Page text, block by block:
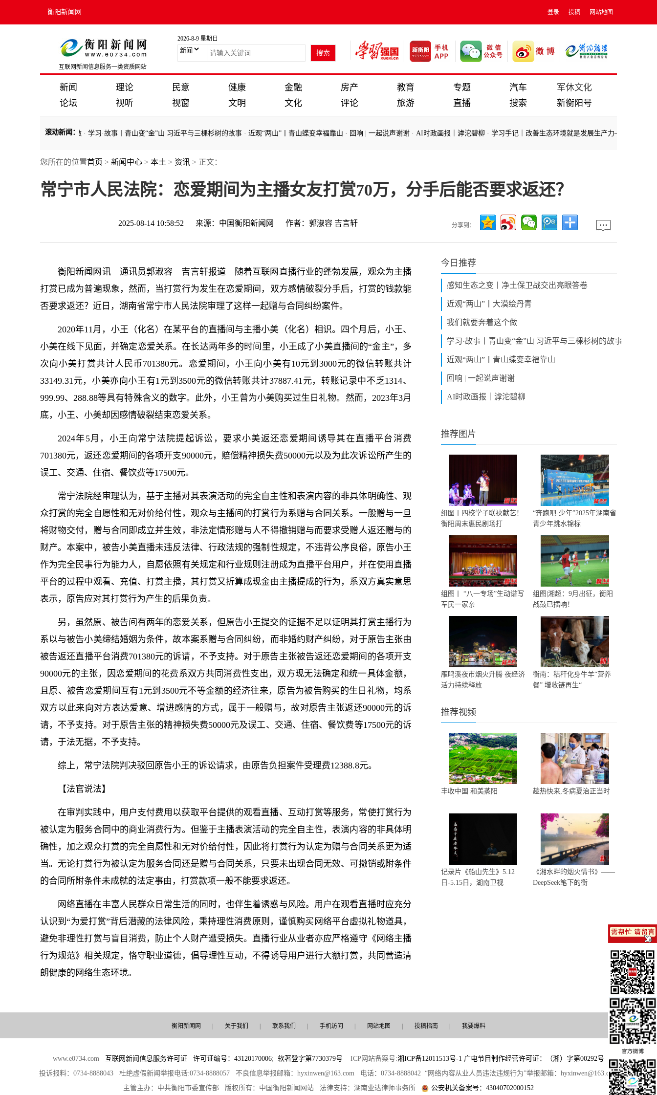
衡阳新闻网 登录 投稿 网站地图
互联网新闻信息服务一类资质网站
2026-8-9 星期日
新闻 理论 民意 健康 金融 房产 教育 专题 汽车
军休文化
论坛
视听 视窗 文明 文化 评论 旅游 直播 搜索 新衡阳号
滚动新闻 ：
我们就要奔着这个做· 学习·故事丨青山变“金”山 习近平与三棵杉树的故事·近观“两山”丨青山蝶变幸福靠山· 回响 | 一起说声谢谢·AI时政画报｜滹沱碧柳·学习手记｜改善生态环境就是发展生产力——读懂“两山”
我们就要奔着这个做·学习·故事丨青山变“金”山 习近平与三棵杉树的故事
您所在的位置首页 > 新闻中心 > 本土 > 资讯 > 正文：
常宁市人民法院：恋爱期间为主播女友打赏70万，分手后能否要求返还？
2025-08-14 10:58:52 来源： 中国衡阳新闻网 作者：郭淑容 吉言轩 分享到：
衡阳新闻网讯 通讯员郭淑容 吉言轩报道 随着互联网直播行业的蓬勃发展，观众为主播
打赏已成为普遍现象，然而，当打赏行为发生在恋爱期间，双方感情破裂分手后，打赏的钱款能
否要求返还？近日，湖南省常宁市人民法院审理了这样一起赠与合同纠纷案件。
2020年11月，小王（化名）在某平台的直播间与主播小美（化名）相识。四个月后，小王、
小美在线下见面，并确定恋爱关系。在长达两年多的时间里，小王成了小美直播间的“金主”，多
次向小美打赏共计人民币701380元。恋爱期间，小王向小美有10元到3000元的微信转账共计
33149.31元，小美亦向小王有1元到3500元的微信转账共计37887.41元，转账记录中不乏1314、
999.99、288.88等具有特殊含义的数字。此外，小王曾为小美购买过生日礼物。然而，2023年3月
底，小王、小美却因感情破裂结束恋爱关系。
2024年5月，小王向常宁法院提起诉讼，要求小美返还恋爱期间诱导其在直播平台消费
701380元，返还恋爱期间的各项开支90000元，赔偿精神损失费50000元以及为此次诉讼所产生的
误工、交通、住宿、餐饮费等17500元。
常宁法院经审理认为，基于主播对其表演活动的完全自主性和表演内容的非具体明确性、观
众打赏的完全自愿性和无对价给付性，观众与主播间的打赏行为系赠与合同关系。一般赠与一旦
将财物交付，赠与合同即成立并生效，非法定情形赠与人不得撤销赠与而要求受赠人返还赠与的
财产。本案中，被告小美直播未违反法律、行政法规的强制性规定，不违背公序良俗，原告小王
作为完全民事行为能力人，自愿依照有关规定和行业规则注册成为直播平台用户，并在使用直播
平台的过程中观看、充值、打赏主播，其打赏又折算成现金由主播提成的行为，系双方真实意思
表示，原告应对其打赏行为产生的后果负责。
另，虽然原、被告间有两年的恋爱关系，但原告小王提交的证据不足以证明其打赏主播行为
系以与被告小美缔结婚姻为条件，故本案系赠与合同纠纷，而非婚约财产纠纷，对于原告主张由
被告返还直播平台消费701380元的诉请，不予支持。对于原告主张被告返还恋爱期间的各项开支
90000元的主张，因恋爱期间的花费系双方共同消费性支出，双方现无法确定和统一具体金额，
且原、被告恋爱期间互有1元到3500元不等金额的经济往来，原告为被告购买的生日礼物，均系
双方以此来向对方表达爱意、增进感情的方式，属于一般赠与，故对原告主张返还90000元的诉
请，不予支持。对于原告主张的精神损失费50000元及误工、交通、住宿、餐饮费等17500元的诉
请，于法无据，不予支持。
综上，常宁法院判决驳回原告小王的诉讼请求，由原告负担案件受理费12388.8元。
【法官说法】
在审判实践中，用户支付费用以获取平台提供的观看直播、互动打赏等服务，常使打赏行为
被认定为服务合同中的商业消费行为。但鉴于主播表演活动的完全自主性，表演内容的非具体明
确性，加之观众打赏的完全自愿性和无对价给付性，因此将打赏行为认定为赠与合同关系更为适
当。无论打赏行为被认定为服务合同还是赠与合同关系，只要未出现合同无效、可撤销或附条件
的合同所附条件未成就的法定事由，打赏款项一般不能要求返还。
网络直播在丰富人民群众日常生活的同时，也伴生着诱惑与风险。用户在观看直播时应充分
认识到“为爱打赏”背后潜藏的法律风险，秉持理性消费原则，谨慎购买网络平台虚拟礼物道具，
避免非理性打赏与盲目消费，防止个人财产遭受损失。直播行业从业者亦应严格遵守《网络主播
行为规范》相关规定，恪守职业道德，倡导理性互动，不得诱导用户进行大额打赏，共同营造清
朗健康的网络生态环境。
今日推荐
感知生态之变丨净土保卫战交出亮眼答卷
近观“两山”丨大漠绘丹青
我们就要奔着这个做
学习·故事丨青山变“金”山 习近平与三棵杉树的故事
近观“两山”丨青山蝶变幸福靠山
回响 | 一起说声谢谢
AI时政画报｜滹沱碧柳
推荐图片
组图丨四校学子联袂献艺！
衡阳周末惠民剧场打
“奔跑吧·少年”2025年湖南省
青少年跳水锦标
组图丨 “八一专场”生动谱写
军民一家亲
组图|湘超：9月出征，衡阳
战鼓已擂响！
雁鸣溪夜市烟火升腾 夜经济
活力持续释放
衡南：秸秆化身牛羊“营养
餐” 增收链再生“
推荐视频
丰收中国 和美蒸阳 趁热快来,冬病夏治正当时
记录片《船山先生》5.12
日-5.15日，湖南卫视
《湘水畔的烟火情书》——
DeepSeek笔下的衡
衡阳新闻网 关于我们 联系我们 手机访问 网站地图 投稿指南 我要爆料
www.e0734.com 互联网新闻信息服务许可证 许可证编号：43120170006; 软著登字第7730379号 ICP网站备案号:湘ICP备12011513号-1 广电节目制作经营许可证：（湘）字第00292号
投诉报料：0734-8888043 杜绝虚假新闻举报电话:0734-8888057 不良信息举报邮箱：hyxinwen@163.com 电话：0734-8888042 “网络内容从业人员违法违规行为”举报邮箱：hyxinwen@163.com
主管主办：中共衡阳市委宣传部 版权所有：中国衡阳新闻网站 法律支持：湖南业达律师事务所
公安机关备案号：43040702000152